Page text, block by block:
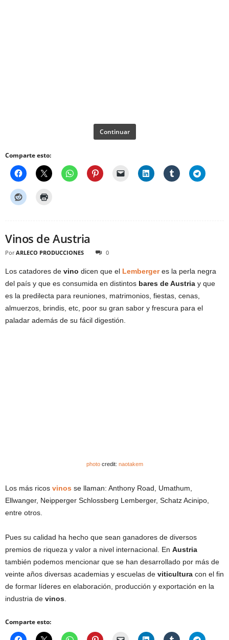
Continuar
Comparte esto:
Vinos de Austria
Por ARLECO PRODUCCIONES 0
Los catadores de vino dicen que el Lembergeres la perla negra
del país y que es consumida en distintos bares de Austria y que
es la predilecta para reuniones, matrimonios, fiestas, cenas,
almuerzos, brindis, etc, poor su gran sabor y frescura para el
paladar además de su fácil digestión.
photocredit: naotakem
Los más ricos vinos se llaman: Anthony Road, Umathum,
Ellwanger, Neipperger Schlossberg Lemberger, Schatz Acinipo,
entre otros.
Pues su calidad ha hecho que sean ganadores de diversos
premios de riqueza y valor a nivel internacional. En Austria
también podemos mencionar que se han desarrollado por más de
veinte años diversas academias y escuelas de viticultura con el fin
de formar líderes en elaboración, producción y exportación en la
industria de vinos
Comparte esto: